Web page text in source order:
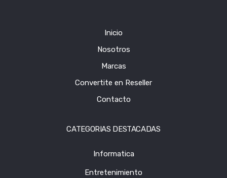
Inicio
Nosotros
Marcas
Convertite en Reseller
Contacto
CATEGORIAS DESTACADAS
Informatica
Entretenimiento